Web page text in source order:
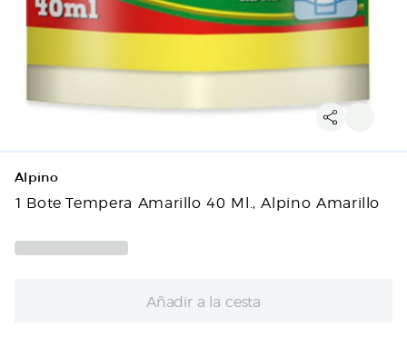
Alpino
1 Bote Tempera Amarillo 40 Ml., Alpino Amarillo
Añadir a la cesta